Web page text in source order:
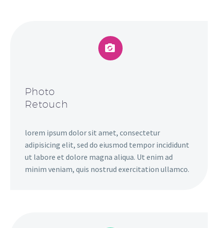


Photo
Retouch
lorem ipsum dolor sit amet, consectetur
adipisicing elit, sed do eiusmod tempor incididunt
ut labore et dolore magna aliqua. Ut enim ad
minim veniam, quis nostrud exercitation ullamco.